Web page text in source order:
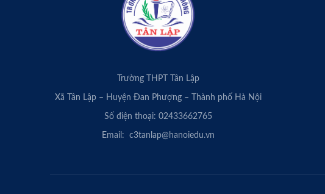
Trường THPT Tân Lập
Xã Tân Lập – Huyện Đan Phượng – Thành phố Hà Nội
Số điện thoại: 02433662765
Email: c3tanlap@hanoiedu.vn